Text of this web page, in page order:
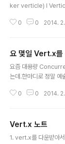
ker verticle) l
Oject로 존재함 >
서 수행하는 것이 가
에서 비동기..
0 0 2014.
요 몇일 Vert.x를
요즘 대용량
는데.한마디로 정말 예
한 언어를 지원프레임
하게 해서 마치 multi
Service 개념과 유사
0 0 2014.
Vert.x 노트
1. vert.x를 다운받아